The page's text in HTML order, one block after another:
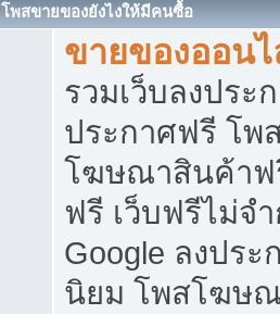
โพสขายของยังไงให้มีคนซื้อ
ขายของออน
รวมเว็บลงประ
ประกาศฟรี โพ
โฆษณาสินค้าฟ
ฟรี เว็บฟรีไม่จ
Google ลงปร
นิยม โพสโฆษ